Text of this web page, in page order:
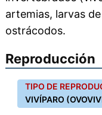
artemias, larvas
ostrácodos.
Reproducción
TIPO DE
VIVÍPARO